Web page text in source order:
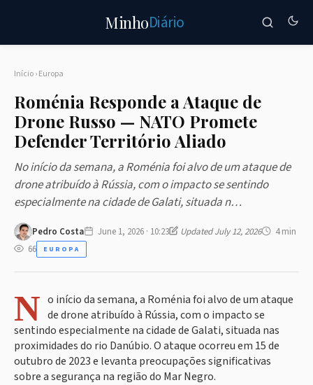
MinhoDiário
Início›Europa
Roménia Responde a Ataque de
Drone Russo — NATO Promete
Defender Território Aliado
No início da semana, a Roménia foi alvo de um ataque de
drone atribuído à Rússia, com o impacto se sentindo
especialmente na cidade de Galati, situada n…
Pedro Costa June 1, 2026 · 10:23 Updated July 12, 2026
4 min
66
EUROPA
N o início da semana, a Roménia foi alvo de um ataque
de drone atribuído à Rússia, com o impacto se
sentindo especialmente na cidade de Galati, situada nas
proximidades do rio Danúbio. O ataque ocorreu em 15 de
outubro de 2023 e levanta preocupações significativas
sobre a segurança na região do Mar Negro.